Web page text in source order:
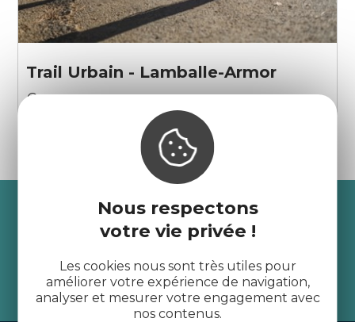
Nous respectons
votre vie privée !
Les cookies nous sont très utiles pour
améliorer votre expérience de navigation,
analyser et mesurer votre engagement avec
nos contenus.
Trail Urbain - Lamballe-Armor
Recevez l’actualité des
Côtes d’Armor
je m'abonne